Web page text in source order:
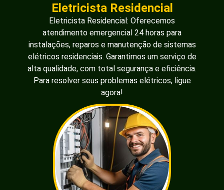
Eletricista Residencial
Eletricista Residencial: Oferecemos
atendimento emergencial 24 horas para
instalações, reparos e manutenção de sistemas
elétricos residenciais. Garantimos um serviço de
alta qualidade, com total segurança e eficiência.
Para resolver seus problemas elétricos, ligue
agora!